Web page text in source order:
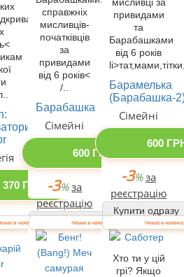
370 ГРН
справжніх
мисливців-
початківців
за
привидами
від 6 років<
/..
Барабашка
Сімейні
600 ГРН
-3% за
реєстрацію
Купити одразу
привидами
та
Барабашками
від 6 років
Барамелька
(Барабашка-
Сімейні
600
-3% за
реєстрацію
Купити одразу
в наявності Немає в наявності Немає в
Хто ти у цій
грі? Якщо